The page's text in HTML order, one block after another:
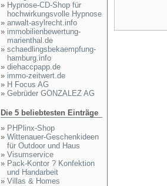
» Hypnose-CD-Shop für
hochwirkungsvolle Hypnose
» anwalt-asylrecht.info
» immobilienbewertung-
marienthal.de
» schaedlingsbekaempfung-
hamburg.info
» diehaccpapp.de
» immo-zeitwert.de
» H Focus AG
» Gebrüder GONZALEZ AG
Die 5 beliebtesten Einträge
» PHPlinx-Shop
» Wittenauer-Geschenkideen
für Outdoor und Haus
» Visumservice
» Pack-Kontor ? Konfektion
und Handarbeit
» Villas & Homes